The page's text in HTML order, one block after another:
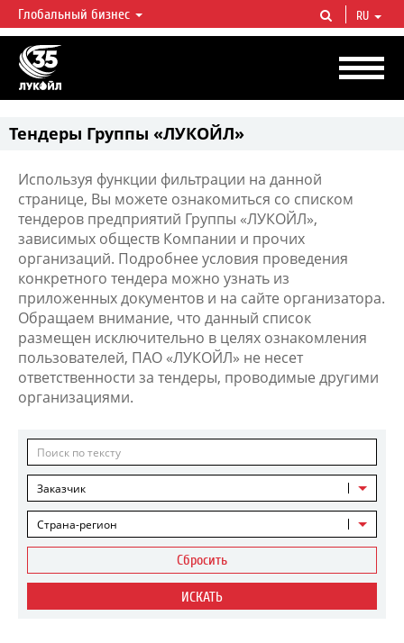
ЛУКОЙЛ СЕГОДНЯ
ЛУКОЙЛ — одна из крупнейших вертикально интегрированных
нефтегазовых компаний в мире, на долю которой приходится более 2%
мировой добычи нефти и около 1% доказанных запасов углеводородов.
Глобальный бизнес RU
Тендеры Группы «ЛУКОЙЛ»
Используя функции фильтрации на данной
странице, Вы можете ознакомиться со списком
тендеров предприятий Группы «ЛУКОЙЛ»,
зависимых обществ Компании и прочих
организаций. Подробнее условия проведения
конкретного тендера можно узнать из
приложенных документов и на сайте организатора.
Обращаем внимание, что данный список
размещен исключительно в целях ознакомления
пользователей, ПАО «ЛУКОЙЛ» не несет
ответственности за тендеры, проводимые другими
организациями.
Заказчик
Страна-регион
Сбросить
ИСКАТЬ